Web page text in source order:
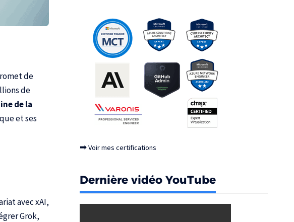
de
de
de la
et ses
avec xAI,
Grok,
➡Voir mes certifications
Dernière vidéo YouTube